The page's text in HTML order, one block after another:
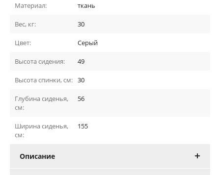
Материал: ткань
Вес, кг: 30
Цвет: Серый
Высота сидения: 49
Высота спинки, см: 30
Глубина сиденья,
см:
56
Ширина сиденья,
см:
155
Описание